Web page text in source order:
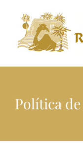
content
Política